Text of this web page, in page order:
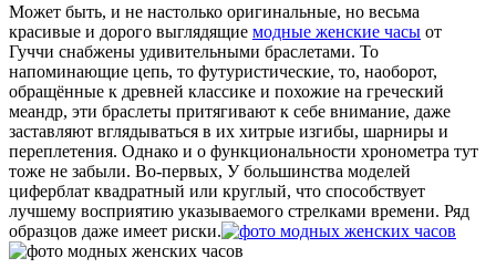
Может быть, и не настолько оригинальные, но весьма
красивые и дорого выглядящие модные женские часы от
Гуччи снабжены удивительными браслетами. То
напоминающие цепь, то футуристические, то, наоборот,
обращённые к древней классике и похожие на греческий
меандр, эти браслеты притягивают к себе внимание, даже
заставляют вглядываться в их хитрые изгибы, шарниры и
переплетения. Однако и о функциональности хронометра тут
тоже не забыли. Во-первых, У большинства моделей
циферблат квадратный или круглый, что способствует
лучшему восприятию указываемого стрелками времени. Ряд
образцов даже имеет риски.